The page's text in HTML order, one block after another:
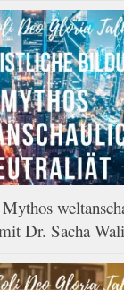
Dr. Sacha